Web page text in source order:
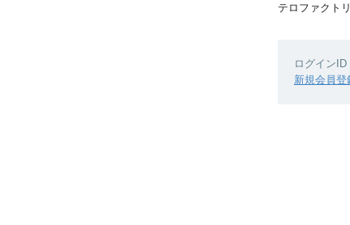
テロファクト
ログイン
新規会員登